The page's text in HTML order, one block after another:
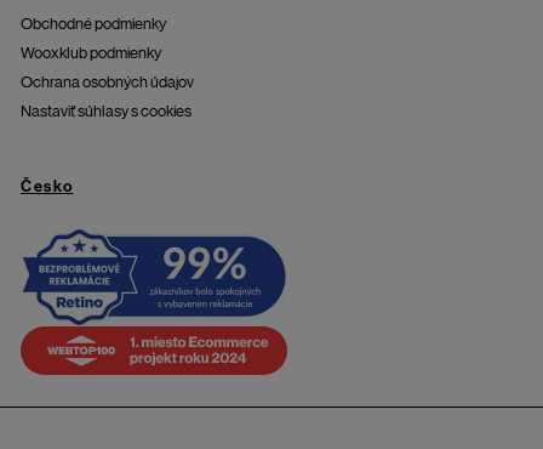
Obchodné podmienky
Wooxklub podmienky
Ochrana osobných údajov
Nastaviť súhlasy s cookies
Česko